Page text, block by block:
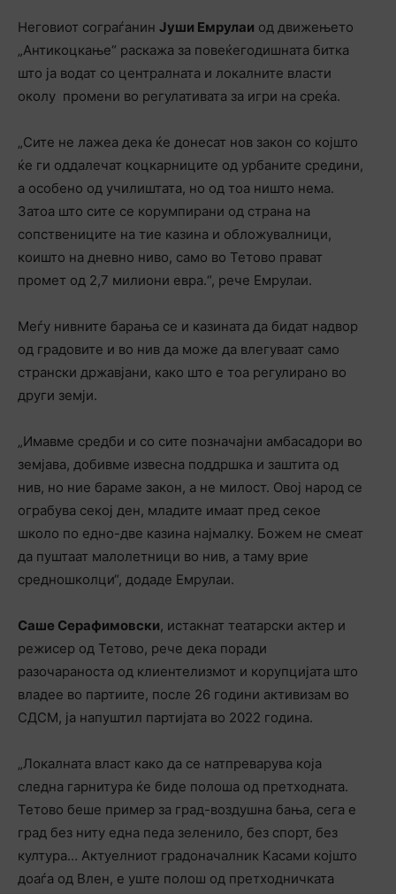
Неговиот сограѓанин Јуши Емрулаи од движењето
„Антикоцкање“ раскажа за повеќегодишната битка
што ја водат со централната и локалните власти
околу промени во регулативата за игри на среќа.
„Сите не лажеа дека ќе донесат нов закон со којшто
ќе ги оддалечат коцкарниците од урбаните средини,
а особено од училиштата, но од тоа ништо нема.
Затоа што сите се корумпирани од страна на
сопствениците на тие казина и обложувалници,
коишто на дневно ниво, само во Тетово прават
промет од 2,7 милиони евра.“, рече Емрулаи.
Меѓу нивните барања се и казината да бидат надвор
од градовите и во нив да може да влегуваат само
странски државјани, како што е тоа регулирано во
други земји.
„Имавме средби и со сите позначајни амбасадори во
земјава, добивме извесна поддршка и заштита од
нив, но ние бараме закон, а не милост. Овој народ се
ограбува секој ден, младите имаат пред секое
школо по едно-две казина најмалку. Божем не смеат
да пуштаат малолетници во нив, а таму врие
средношколци“, додаде Емрулаи.
Саше Серафимовски, истакнат театарски актер и
режисер од Тетово, рече дека поради
разочараноста од клиентелизмот и корупцијата што
владее во партиите, после 26 години активизам во
СДСМ, ја напуштил партијата во 2022 година.
„Локалната власт како да се натпреварува која
следна гарнитура ќе биде полоша од претходната.
Тетово беше пример за град-воздушна бања, сега е
град без ниту една педа зеленило, без спорт, без
култура… Актуелниот градоначалник Касами којшто
доаѓа од Влен, е уште полош од претходничката